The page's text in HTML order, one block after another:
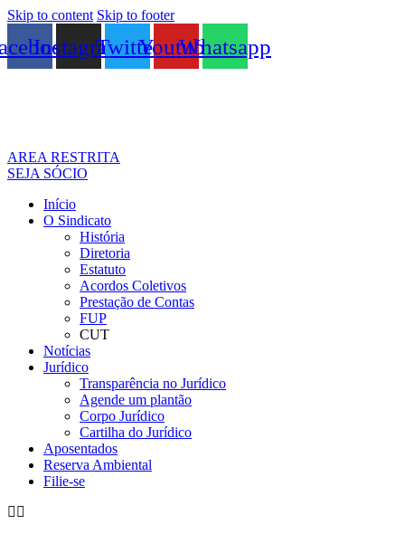
Skip to content Skip to footer
InstagramTwitterYoutubeWhatsapp
AREA RESTRITA
SEJA SÓCIO
Início
O Sindicato
História
Diretoria
Estatuto
Acordos Coletivos
Prestação de Contas
FUP
CUT
Notícias
Jurídico
Transparência no Jurídico
Agende um plantão
Corpo Jurídico
Cartilha do Jurídico
Aposentados
Reserva Ambiental
Filie-se